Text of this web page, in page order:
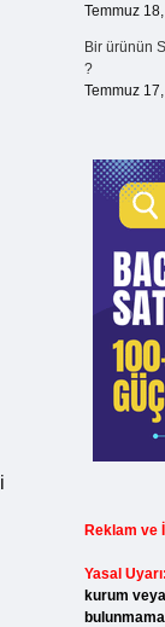
Temmuz
Bir ürünün
?
Temmuz
Reklam ve
Yasal Uyarı:
kurum